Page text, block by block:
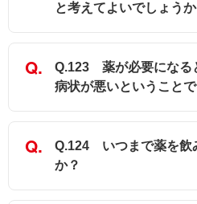
と考えてよいでしょうか
Q.123 薬が必要になる
病状が悪いということ
Q.124 いつまで薬を飲
か？